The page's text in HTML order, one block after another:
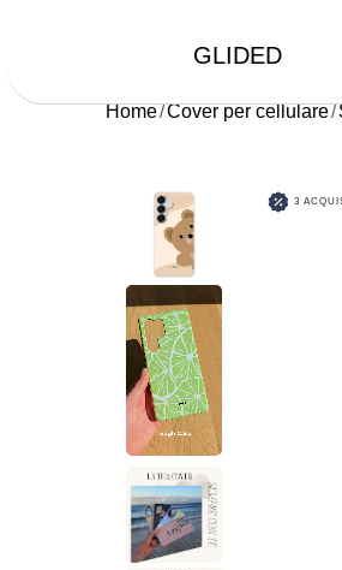
GLIDED
Home Cover per cellulare
3